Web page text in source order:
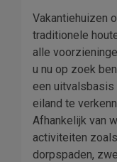
Vakantiehuizen
traditionele
alle
u nu op zoek
een uitvalsbasis
eiland te
Afhankelijk van
activiteiten
dorpspaden,